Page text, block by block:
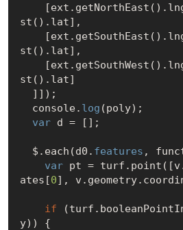
st().lat],
st().lat],
st().lat]
  console.
log (poly);
var d = [];
  $.each(d0.
features ,
var pt =
ates[0],
if
y)) {